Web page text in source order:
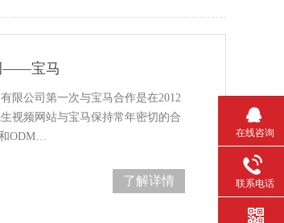
——宝马
限公司第一次与宝马合作是在2012
先生视频网站与宝马保持常年密切的合
和ODM…
了解详情
在线咨询
联系电话